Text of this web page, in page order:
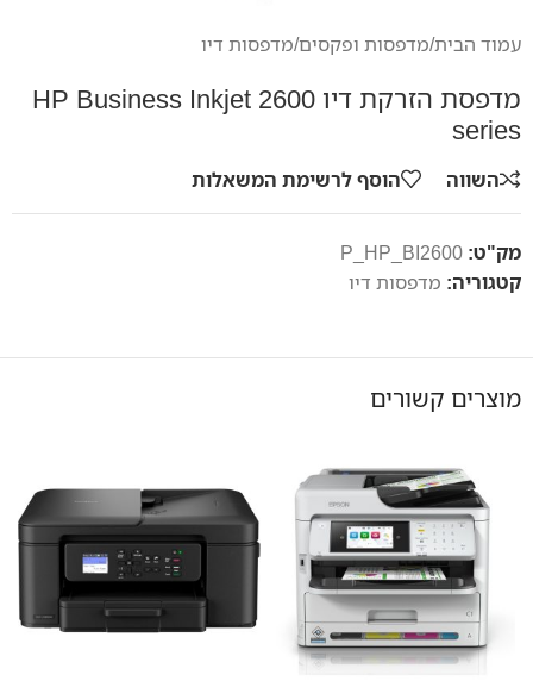
עמוד הבית/מדפסות ופקסים/מדפסות דיו
מדפסת הזרקת דיו HP Business Inkjet 2600
series
השווה הוסף לרשימת המשאלות
מק"ט: P_HP_BI2600
קטגוריה: מדפסות דיו
מוצרים קשורים